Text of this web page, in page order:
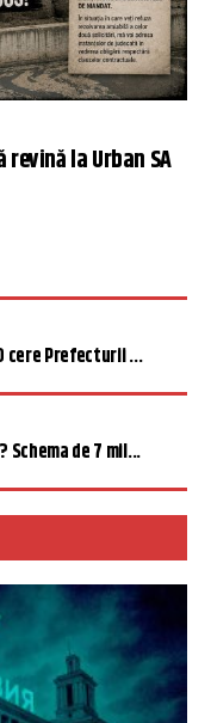
la Urban SA
cere Prefecturii ...
de 7 mil...